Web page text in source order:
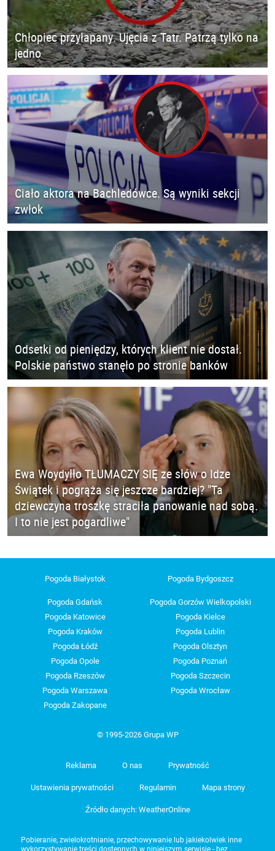
Chłopiec przyłapany. Ujęcia z Tatr. Patrzą tylko na
jedno
Ciało aktora na Bachledówce. Są wyniki sekcji
zwłok
Odsetki od pieniędzy, których klient nie dostał.
Polskie państwo stanęło po stronie banków
Ewa Woydyłło TŁUMACZY SIĘ ze słów o Idze
Świątek i pogrąża się jeszcze bardziej? "Ta
dziewczyna troszkę straciła panowanie nad sobą.
I to nie jest pogardliwe"
Pogoda Białystok Pogoda Bydgoszcz
Pogoda Gdańsk
Pogoda Gorzów Wielkopolski
Pogoda Katowice
Pogoda Kielce
Pogoda Kraków
Pogoda Lublin
Pogoda Łódź
Pogoda Olsztyn
Pogoda Opole
Pogoda Poznań
Pogoda Rzeszów
Pogoda Szczecin
Pogoda Warszawa
Pogoda Wrocław
Pogoda Zakopane
© 1995-2026 Grupa WP
Reklama O nas Prywatność
Ustawienia prywatności Regulamin Mapa strony
Źródło danych: WeatherOnline
Pobieranie, zwielokrotnianie, przechowywanie lub jakiekolwiek inne
wykorzystywanie treści dostępnych w niniejszym serwisie - bez